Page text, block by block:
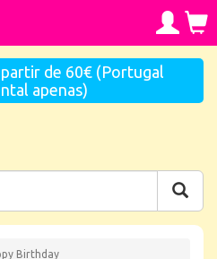
de 60€ (Portugal
apenas)
Birthday